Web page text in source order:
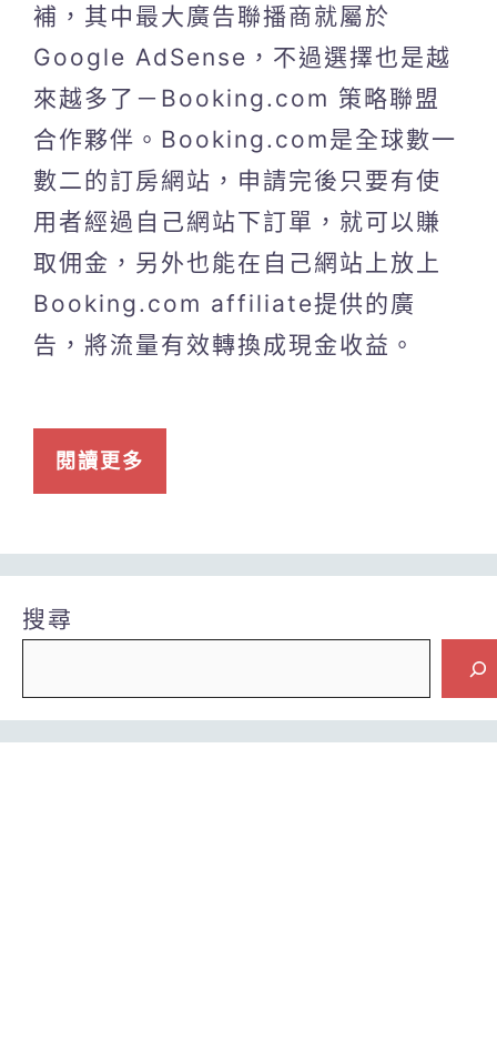
補，其中最大廣告聯播商就屬於
Google AdSense，不過選擇也是越
來越多了－Booking.com 策略聯盟
合作夥伴。Booking.com是全球數一
數二的訂房網站，申請完後只要有使
用者經過自己網站下訂單，就可以賺
取佣金，另外也能在自己網站上放上
Booking.com affiliate提供的廣
告，將流量有效轉換成現金收益。
閱讀更多
搜尋